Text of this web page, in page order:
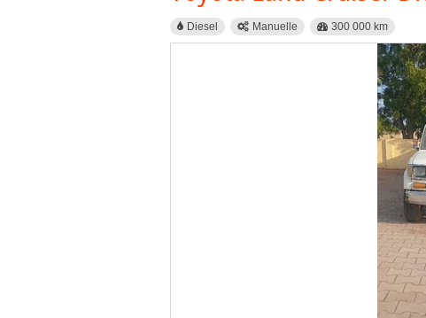
Diesel Manuelle 300 000 km